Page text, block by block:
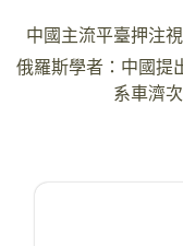
文
章
中國主流平臺押注
俄羅斯學者：中國提
系車濟